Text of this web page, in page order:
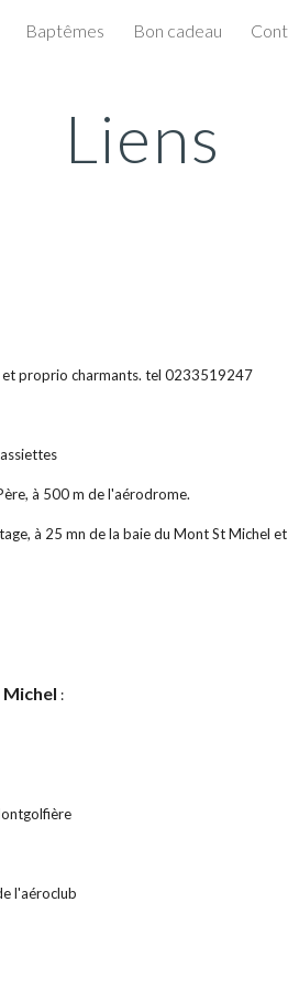
Baptêmes Bon cadeau
Liens
et proprio charmants. tel 0233519247
assiettes
Père, à 500 m de l'aérodrome.
à 25 mn de la baie du Mont St Michel
:
de l'aéroclub